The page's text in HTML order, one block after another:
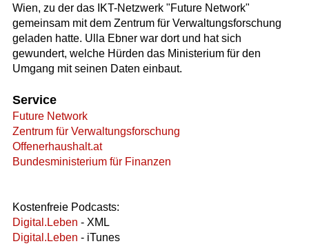
Wien, zu der das IKT-Netzwerk "Future Network"
gemeinsam mit dem Zentrum für Verwaltungsforschung
geladen hatte. Ulla Ebner war dort und hat sich
gewundert, welche Hürden das Ministerium für den
Umgang mit seinen Daten einbaut.
Service
Future Network
Zentrum für Verwaltungsforschung
Offenerhaushalt.at
Bundesministerium für Finanzen
Kostenfreie Podcasts:
Digital.Leben - XML
Digital.Leben - iTunes